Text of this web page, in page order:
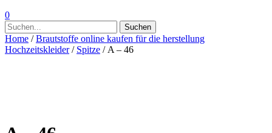
0
Suchen
nach:
Suchen
Home /Brautstoffe online kaufen für die herstellung
Hochzeitskleider/ Spitze / A – 46